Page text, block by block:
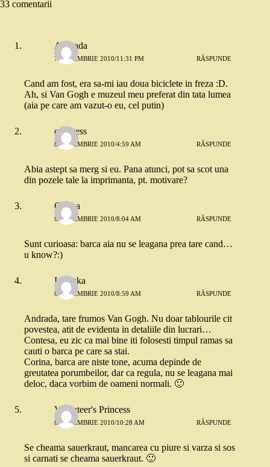
33 comentarii
Andrada
7 DECEMBRIE 2010/11:31 PM RĂSPUNDE
Cand am fost, era sa-mi iau doua biciclete in freza :D.
Ah, si Van Gogh e muzeul meu preferat din tata lumea
(aia pe care am vazut-o eu, cel putin)
conntess
8 DECEMBRIE 2010/4:59 AM RĂSPUNDE
Abia astept sa merg si eu. Pana atunci, pot sa scot una
din pozele tale la imprimanta, pt. motivare?
Corina
8 DECEMBRIE 2010/8:04 AM RĂSPUNDE
Sunt curioasa: barca aia nu se leagana prea tare cand…
u know?:)
Ionouka
8 DECEMBRIE 2010/8:59 AM RĂSPUNDE
Andrada, tare frumos Van Gogh. Nu doar tablourile cit
povestea, atit de evidenta in detaliile din lucrari…
Contesa, eu zic ca mai bine iti folosesti timpul ramas sa
cauti o barca pe care sa stai.
Corina, barca are niste tone, acuma depinde de
greutatea porumbeilor, dar ca regula, nu se leagana mai
deloc, daca vorbim de oameni normali. 🙂
Volunteer's Princess
8 DECEMBRIE 2010/10:28 AM RĂSPUNDE
Se cheama sauerkraut, mancarea cu piure si varza si sos
si carnati se cheama sauerkraut. 🙂